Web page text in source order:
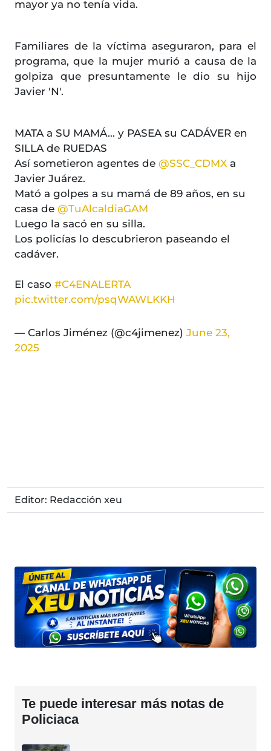
mayor ya no tenía vida.
Familiares de la víctima aseguraron, para el
programa, que la mujer murió a causa de la
golpiza que presuntamente le dio su hijo
Javier 'N'.
MATA a SU MAMÁ… y PASEA su CADÁVER en
SILLA de RUEDAS
Así sometieron agentes de @SSC_CDMX a
Javier Juárez.
Mató a golpes a su mamá de 89 años, en su
casa de @TuAlcaldiaGAM
Luego la sacó en su silla.
Los policías lo descubrieron paseando el
cadáver.
El caso #C4ENALERTA
pic.twitter.com/psqWAWLKKH
— Carlos Jiménez (@c4jimenez) June 23,
2025
Editor: Redacción xeu
Te puede interesar más notas de
Policiaca